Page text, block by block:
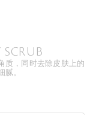
质，同时去除皮肤上的
。